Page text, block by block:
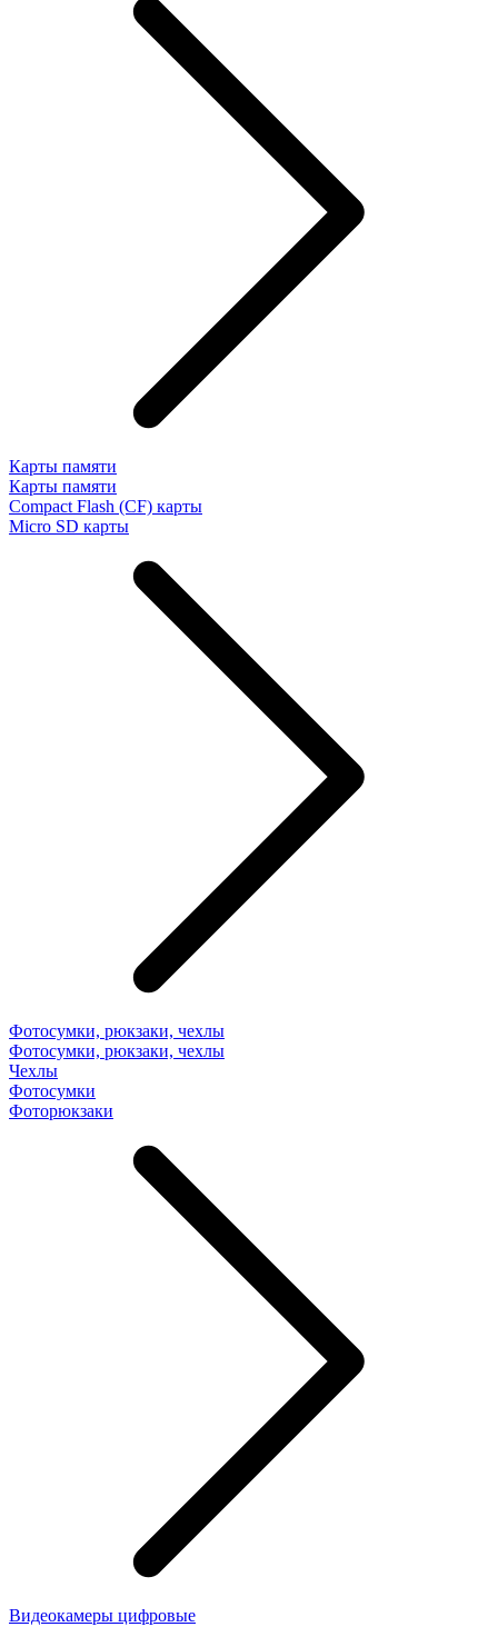
Карты памяти
Карты памяти
Compact Flash (CF) карты
Micro SD карты
Фотосумки, рюкзаки, чехлы
Фотосумки, рюкзаки, чехлы
Чехлы
Фотосумки
Фоторюкзаки
Видеокамеры цифровые